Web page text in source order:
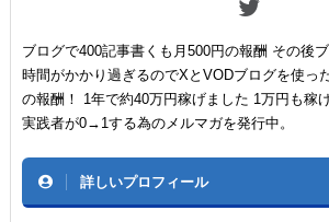
ブログで400記事書くも月500円の報酬 その後
時間がかかり過ぎるのでXとVODブログを使っ
の報酬！ 1年で約40万円稼げました 1万円も稼
実践者が0→1する為のメルマガを発行中。
詳しいプロフィール